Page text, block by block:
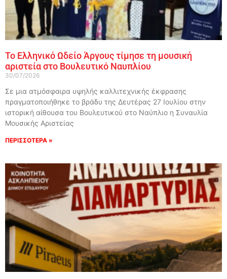
Το Ελληνικό Ωδείο Άργους τίμησε τη μουσική
αριστεία στο Βουλευτικό Ναυπλίου
30/07/2026
Σε μια ατμόσφαιρα υψηλής καλλιτεχνικής έκφρασης
πραγματοποιήθηκε το βράδυ της Δευτέρας 27 Ιουλίου στην
ιστορική αίθουσα του Βουλευτικού στο Ναύπλιο η Συναυλία
Μουσικής Αριστείας
ΠΕΡΙΣΣΟΤΕΡΑ »